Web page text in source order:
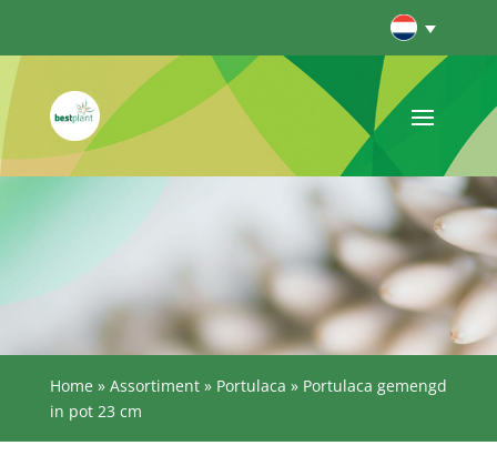
Home » Assortiment» Portulaca » Portulaca gemengd
in pot 23 cm